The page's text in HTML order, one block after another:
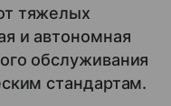
тяжелых
и автономная
обслуживания
стандартам.